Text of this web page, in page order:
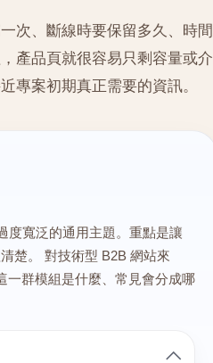
次、斷線時要保留多久、時間
產品頁就很容易只剩容量或介
專案初期真正需要的資訊。
度寬泛的通用主題。重點是讓
楚。 對技術型 B2B 網站來
一群模組是什麼、常見會分成哪